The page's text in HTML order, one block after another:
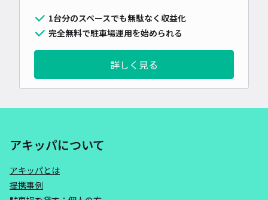
1台分のスペースでも無駄なく収益化
完全無料で駐車場運用を始められる
詳しく見る
アキッパについて
アキッパとは
提携事例